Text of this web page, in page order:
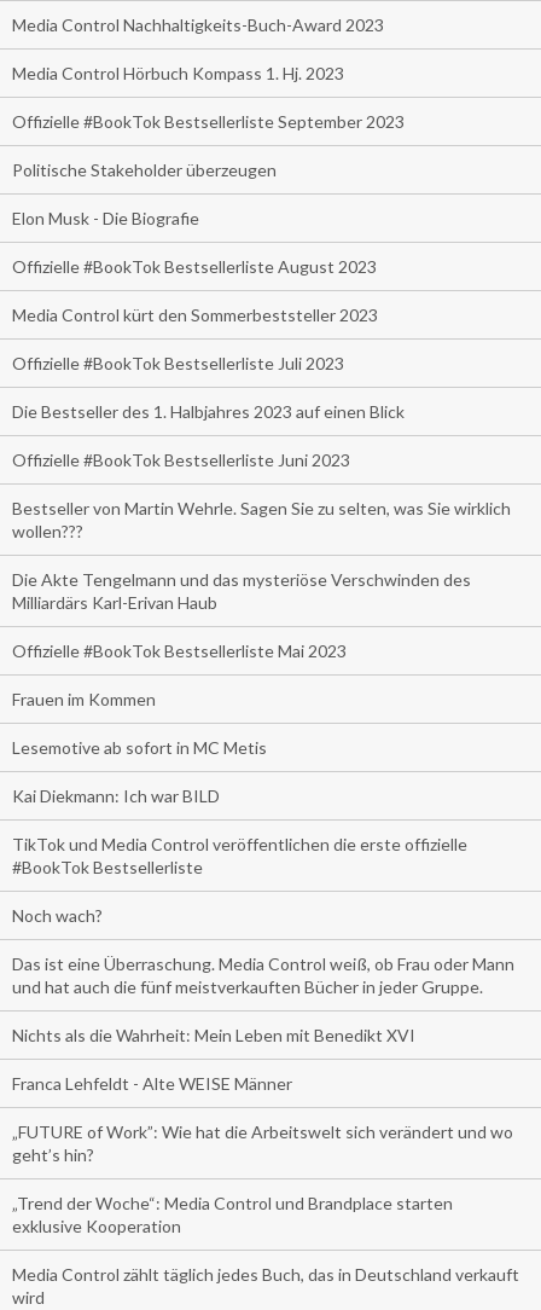
Media Control Nachhaltigkeits-Buch-Award 2023
Media Control Hörbuch Kompass 1. Hj. 2023
Offizielle #BookTok Bestsellerliste September 2023
Politische Stakeholder überzeugen
Elon Musk - Die Biografie
Offizielle #BookTok Bestsellerliste August 2023
Media Control kürt den Sommerbeststeller 2023
Offizielle #BookTok Bestsellerliste Juli 2023
Die Bestseller des 1. Halbjahres 2023 auf einen Blick
Offizielle #BookTok Bestsellerliste Juni 2023
Bestseller von Martin Wehrle. Sagen Sie zu selten, was Sie wirklich
wollen???
Die Akte Tengelmann und das mysteriöse Verschwinden des
Milliardärs Karl-Erivan Haub
Offizielle #BookTok Bestsellerliste Mai 2023
Frauen im Kommen
Lesemotive ab sofort in MC Metis
Kai Diekmann: Ich war BILD
TikTok und Media Control veröffentlichen die erste offizielle
#BookTok Bestsellerliste
Noch wach?
Das ist eine Überraschung. Media Control weiß, ob Frau oder Mann
und hat auch die fünf meistverkauften Bücher in jeder Gruppe.
Nichts als die Wahrheit: Mein Leben mit Benedikt XVI
Franca Lehfeldt - Alte WEISE Männer
„FUTURE of Work”: Wie hat die Arbeitswelt sich verändert und wo
geht’s hin?
„Trend der Woche“: Media Control und Brandplace starten
exklusive Kooperation
Media Control zählt täglich jedes Buch, das in Deutschland verkauft
wird